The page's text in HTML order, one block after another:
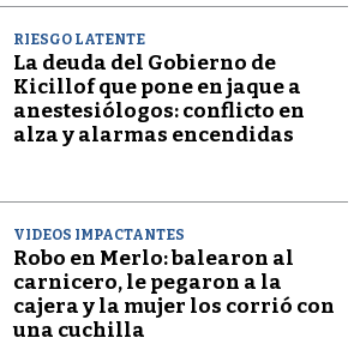
RIESGO LATENTE
La deuda del Gobierno de
Kicillof que pone en jaque a
anestesiólogos: conflicto en
alza y alarmas encendidas
VIDEOS IMPACTANTES
Robo en Merlo: balearon al
carnicero, le pegaron a la
cajera y la mujer los corrió con
una cuchilla